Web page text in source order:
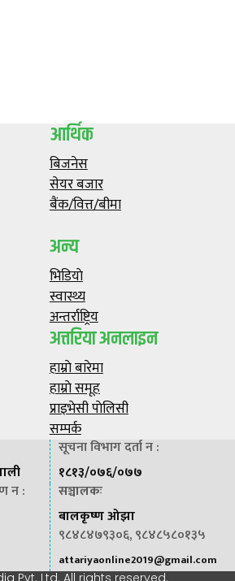
आर्थिक
बिजनेस
सेयर बजार
बैंक/वित्त/बीमा
अन्य
भिडियाे
स्वास्थ्य
अन्तर्राष्ट्रिय
अत्तरिया अनलाइन
हाम्राे बारेमा
हाम्राे समूह
प्राइभेसी पाेलिसी
सम्पर्क
सूचना विभाग दर्ता न :
१८१३/०७६/०७७
न :
सञ्चालकः
बालकृष्ण ओझा
९८४८४७९३०६, ९८४८५८०१३५
attariyaonline2019@gmail.com